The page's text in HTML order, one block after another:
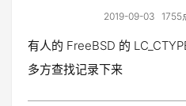
2019-09-03 1755
有人的 FreeBSD 的
多方查找记录下来